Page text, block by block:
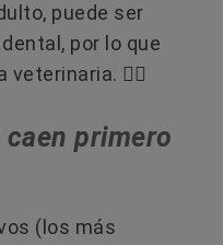
puede ser
por lo que
👩‍⚕️
caen primero
(los más